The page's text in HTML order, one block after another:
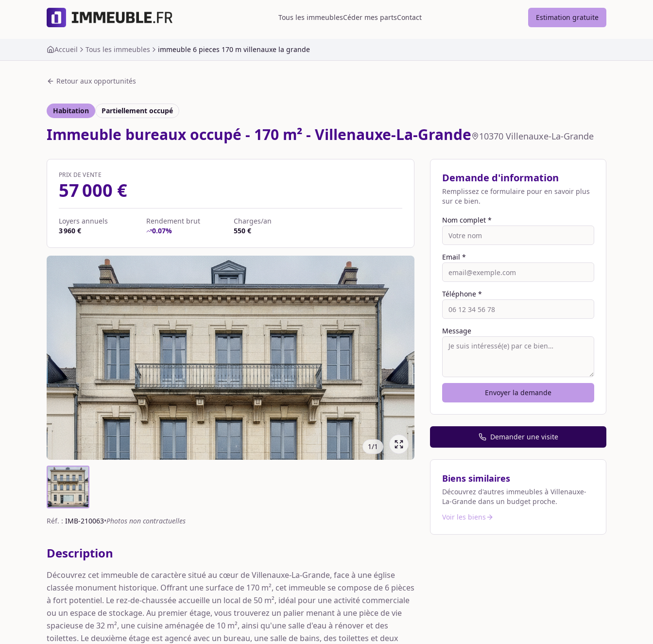
Tous les immeublesCéder mes partsContact Estimation gratuite
Accueil Tous les immeubles immeuble 6 pieces 170 m villenauxe la grande
Retour aux opportunités
Habitation Partiellement occupé
Immeuble bureaux occupé - 170 m² - Villenauxe-La-Grande 10370 Villenauxe-La-Grande
PRIX DE VENTE
57 000 €
Loyers annuels
3 960 €
Rendement brut
0.07%
Charges/an
550 €
1/1
Réf. : IMB-210063•Photos non contractuelles
Description
Découvrez cet immeuble de caractère situé au cœur de Villenauxe-La-Grande, face à une église
classée monument historique. Offrant une surface de 170 m², cet immeuble se compose de 6 pièces
à fort potentiel. Le rez-de-chaussée accueille un local de 50 m², idéal pour une activité commerciale
ou un espace de stockage. Au premier étage, vous trouverez un palier menant à une pièce de vie
spacieuse de 32 m², une cuisine aménagée de 10 m², ainsi qu'une salle d'eau à rénover et des
toilettes. Le deuxième étage est agencé avec un bureau, une salle de bains, des toilettes et deux
Demande d'information
Remplissez ce formulaire pour en savoir plus
sur ce bien.
Nom complet *
Email *
Téléphone *
Message
Envoyer la demande
Demander une visite
Biens similaires
Découvrez d'autres immeubles àVillenauxe-
La-Grande dans un budget proche.
Voir les biens